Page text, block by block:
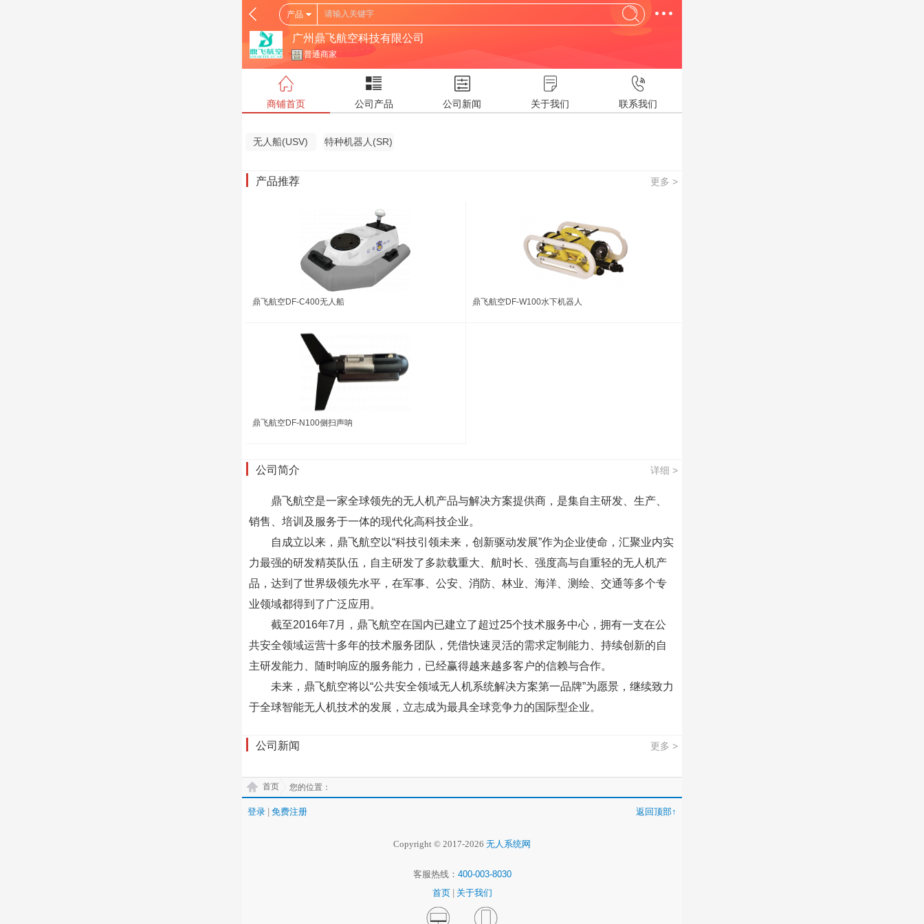
产品
广州鼎飞航空科技有限公司
普通商家
商铺首页 公司产品 公司新闻 关于我们 联系我们
无人船(USV) 特种机器人(SR)
产品推荐 更多 >
鼎飞航空DF-C400无人船 鼎飞航空DF-W100水下机器人
鼎飞航空DF-N100侧扫声呐
公司简介 详细 >
鼎飞航空是一家全球领先的无人机产品与解决方案提供商，是集自主研发、生产、
销售、培训及服务于一体的现代化高科技企业。
自成立以来，鼎飞航空以“科技引领未来，创新驱动发展”作为企业使命，汇聚业内实
力最强的研发精英队伍，自主研发了多款载重大、航时长、强度高与自重轻的无人机产
品，达到了世界级领先水平，在军事、公安、消防、林业、海洋、测绘、交通等多个专
业领域都得到了广泛应用。
截至2016年7月，鼎飞航空在国内已建立了超过25个技术服务中心，拥有一支在公
共安全领域运营十多年的技术服务团队，凭借快速灵活的需求定制能力、持续创新的自
主研发能力、随时响应的服务能力，已经赢得越来越多客户的信赖与合作。
未来，鼎飞航空将以“公共安全领域无人机系统解决方案第一品牌”为愿景，继续致力
于全球智能无人机技术的发展，立志成为最具全球竞争力的国际型企业。
公司新闻 更多 >
您的位置：
首页
登录 免费注册 返回顶部↑
Copyright © 2017-2026 无人系统网
客服热线： 400-003-8030
首页
关于我们